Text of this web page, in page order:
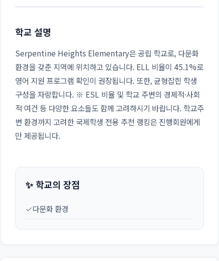
학교 설명
Serpentine Heights Elementary은 공립 학교로, 다문화
환경을 갖춘 지역에 위치하고 있습니다. ELL 비율이 45.1%로
영어 지원 프로그램 확인이 권장됩니다. 또한, 균형잡힌 학생
구성을 자랑합니다. ※ ESL 비율 및 학교 주변의 경제적·사회
적 여건 등 다양한 요소들도 함께 고려하시기 바랍니다. 학교주
변 환경까지 고려한 국제학생 전용 추천 랭킹은 진행회원에게
만 제공됩니다.
✨ 학교의 장점
✓다문화 환경